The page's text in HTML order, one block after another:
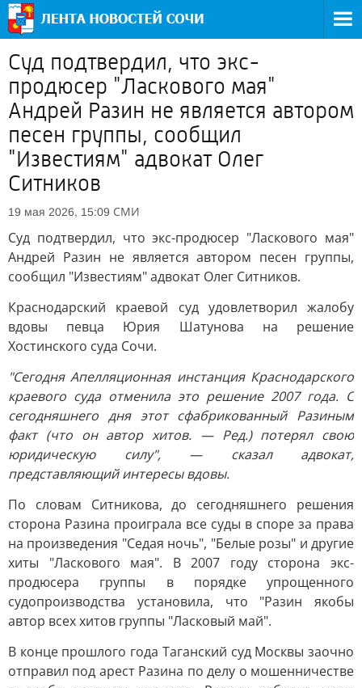
Суд подтвердил, что экс-
продюсер "Ласкового мая"
Андрей Разин не является автором
песен группы, сообщил
"Известиям" адвокат Олег
Ситников
19 мая 2026, 15:09 СМИ
Суд подтвердил, что экс-продюсер "Ласкового мая"
Андрей Разин не является автором песен группы,
сообщил "Известиям" адвокат Олег Ситников.
Краснодарский краевой суд удовлетворил жалобу
вдовы певца Юрия Шатунова на решение
Хостинского суда Сочи.
"Сегодня Апелляционная инстанция Краснодарского
краевого суда отменила это решение 2007 года. С
сегодняшнего дня этот сфабрикованный Разиным
факт (что он автор хитов. — Ред.) потерял свою
юридическую силу", — сказал адвокат,
представляющий интересы вдовы.
По словам Ситникова, до сегодняшнего решения
сторона Разина проиграла все суды в споре за права
на произведения "Седая ночь", "Белые розы" и другие
хиты "Ласкового мая". В 2007 году сторона экс-
продюсера группы в порядке упрощенного
судопроизводства установила, что "Разин якобы
автор всех хитов группы "Ласковый май".
В конце прошлого года Таганский суд Москвы заочно
отправил под арест Разина по делу о мошенничестве